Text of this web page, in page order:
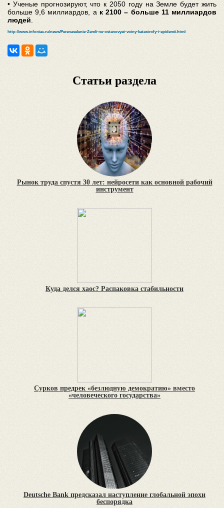
• Ученые прогнозируют, что к 2050 году на Земле будет жить
больше 9,6 миллиардов, а к 2100 – больше 11 миллиардов
людей.
http://www.infoniac.ru/news/Perenaselenie-Zemli-ne-ostanovyat-voiny-katastrofy-i-epidemii.html
Статьи раздела
Рынок труда спустя 30 лет: нейросети как основной рабочий
инструмент
Куда делся хаос? Распаковка стабильности
Сурков предрек «безлюдную демократию» вместо
«человеческого государства»
Deutsche Bank предсказал наступление глобальной эпохи
беспорядка